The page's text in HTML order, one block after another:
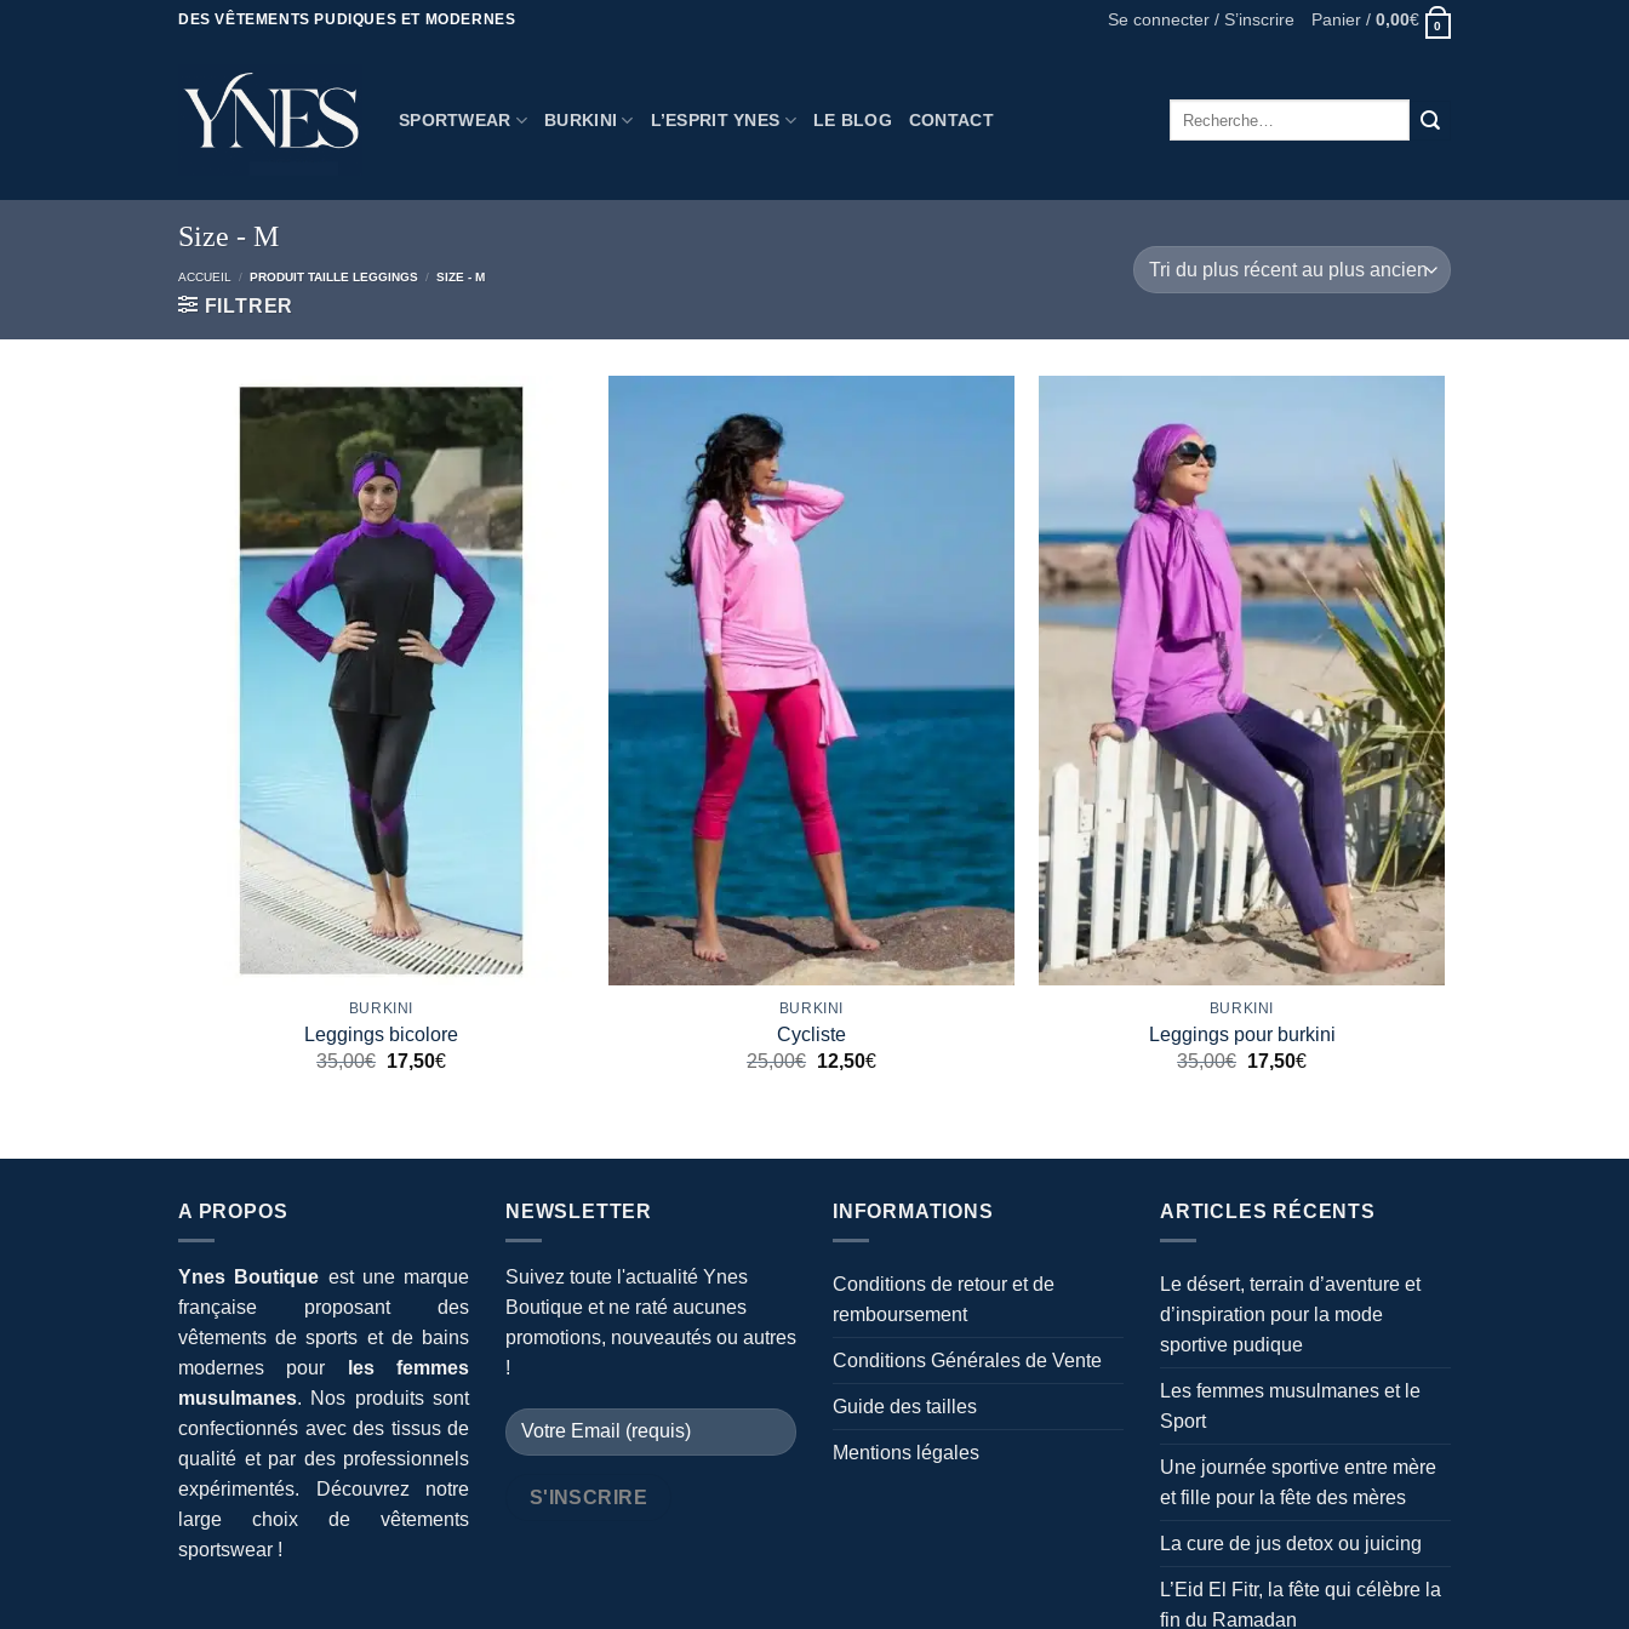
DES VÊTEMENTS PUDIQUES ET MODERNES Se connecter / S’inscrire Panier / 0,00€ 0
SPORTWEAR BURKINI L’ESPRIT YNES LE BLOG CONTACT
Size - M
ACCUEIL / PRODUIT TAILLE LEGGINGS / SIZE - M
FILTRER
BURKINI
Leggings bicolore
35,00€ 17,50€
+
BURKINI
Cycliste
25,00€ 12,50€
+
BURKINI
Leggings pour burkini
35,00€ 17,50€
A PROPOS
Ynes Boutique est une marque
française proposant des
vêtements de sports et de bains
modernes pour
les femmes
musulmanes. Nos produits sont
confectionnés avec des tissus de
qualité et par des professionnels
expérimentés. Découvrez notre
large choix de vêtements
sportswear !
NEWSLETTER
Suivez toute l'actualité Ynes
Boutique et ne raté aucunes
promotions, nouveautés ou autres
!
INFORMATIONS
Conditions de retour et de
remboursement
Conditions Générales de Vente
Guide des tailles
Mentions légales
ARTICLES RÉCENTS
Le désert, terrain d’aventure et
d’inspiration pour la mode
sportive pudique
Les femmes musulmanes et le
Sport
Une journée sportive entre mère
et fille pour la fête des mères
La cure de jus detox ou juicing
L’Eid El Fitr, la fête qui célèbre la
fin du Ramadan